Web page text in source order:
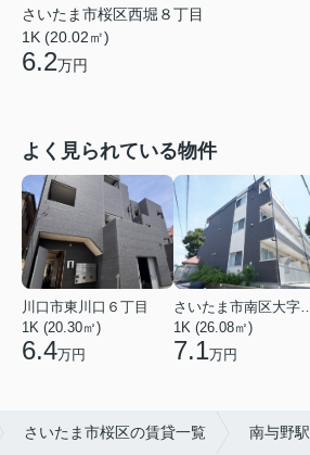
さいたま市桜区西堀８丁目
1K (20.02㎡)
6.2万円
よく見られている物件
川口市東川口６丁目
1K (20.30㎡)
6.4万円
1K (26.08㎡)
7.1万円
さいたま市桜区の賃貸一覧 南与野駅